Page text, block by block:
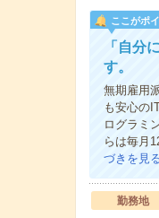
ここがポ
「自分
す。
無期雇用
も安心の
ログラミ
らは毎月
づきを見
勤務地